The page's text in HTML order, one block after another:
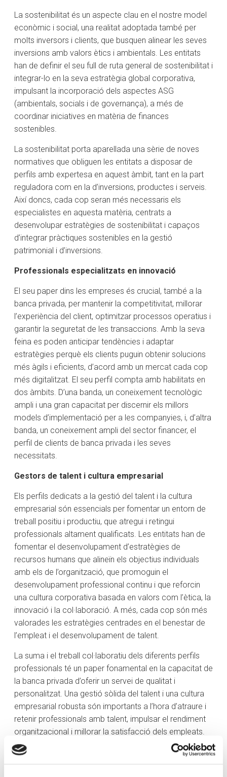
La sostenibilitat és un aspecte clau en el nostre model
econòmic i social, una realitat adoptada també per
molts inversors i clients, que busquen alinear les seves
inversions amb valors ètics i ambientals. Les entitats
han de definir el seu full de ruta general de sostenibilitat i
integrar-lo en la seva estratègia global corporativa,
impulsant la incorporació dels aspectes ASG
(ambientals, socials i de governança), a més de
coordinar iniciatives en matèria de finances
sostenibles.
La sostenibilitat porta aparellada una sèrie de noves
normatives que obliguen les entitats a disposar de
perfils amb expertesa en aquest àmbit, tant en la part
reguladora com en la d’inversions, productes i serveis.
Així doncs, cada cop seran més necessaris els
especialistes en aquesta matèria, centrats a
desenvolupar estratègies de sostenibilitat i capaços
d’integrar pràctiques sostenibles en la gestió
patrimonial i d’inversions.
Professionals especialitzats en innovació
El seu paper dins les empreses és crucial, també a la
banca privada, per mantenir la competitivitat, millorar
l’experiència del client, optimitzar processos operatius i
garantir la seguretat de les transaccions. Amb la seva
feina es poden anticipar tendències i adaptar
estratègies perquè els clients puguin obtenir solucions
més àgils i eficients, d’acord amb un mercat cada cop
més digitalitzat. El seu perfil compta amb habilitats en
dos àmbits. D’una banda, un coneixement tecnològic
ampli i una gran capacitat per discernir els millors
models d’implementació per a les companyies, i, d’altra
banda, un coneixement ampli del sector financer, el
perfil de clients de banca privada i les seves
necessitats.
Gestors de talent i cultura empresarial
Els perfils dedicats a la gestió del talent i la cultura
empresarial són essencials per fomentar un entorn de
treball positiu i productiu, que atregui i retingui
professionals altament qualificats. Les entitats han de
fomentar el desenvolupament d’estratègies de
recursos humans que alineïn els objectius individuals
amb els de l’organització, que promoguin el
desenvolupament professional continu i que reforcin
una cultura corporativa basada en valors com l’ètica, la
innovació i la col·laboració. A més, cada cop són més
valorades les estratègies centrades en el benestar de
l’empleat i el desenvolupament de talent.
La suma i el treball col·laboratiu dels diferents perfils
professionals té un paper fonamental en la capacitat de
la banca privada d’oferir un servei de qualitat i
personalitzat. Una gestió sòlida del talent i una cultura
empresarial robusta són importants a l’hora d’atraure i
retenir professionals amb talent, impulsar el rendiment
organitzacional i millorar la satisfacció dels empleats.
En última instància, els coneixements, les aptituds i
l’actitud de l’equip marquen la diferència a l’hora d’oferir